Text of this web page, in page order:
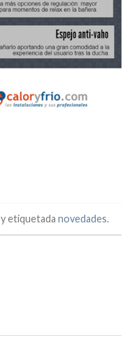
y etiquetada novedades.